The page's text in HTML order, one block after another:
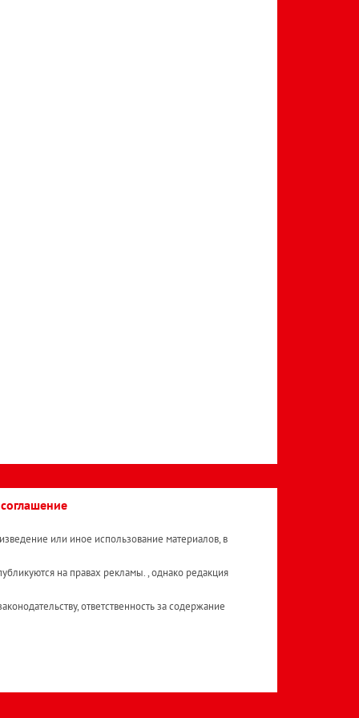
или иное использование материалов, в
на правах рекламы. , однако редакция
ответственность за содержание